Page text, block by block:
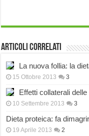
Articoli correlati
La nuova follia: la
15 Ottobre 2013 3
Effetti collaterali
10 Settembre 2013 3
Dieta proteica: fa
19 Aprile 2013 2